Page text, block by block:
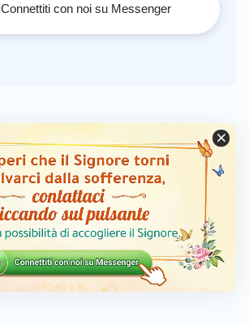
Connettiti con noi su Messenger